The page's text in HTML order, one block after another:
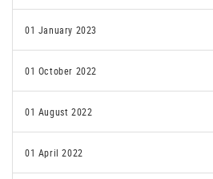
01 January 2023
01 October 2022
01 August 2022
01 April 2022